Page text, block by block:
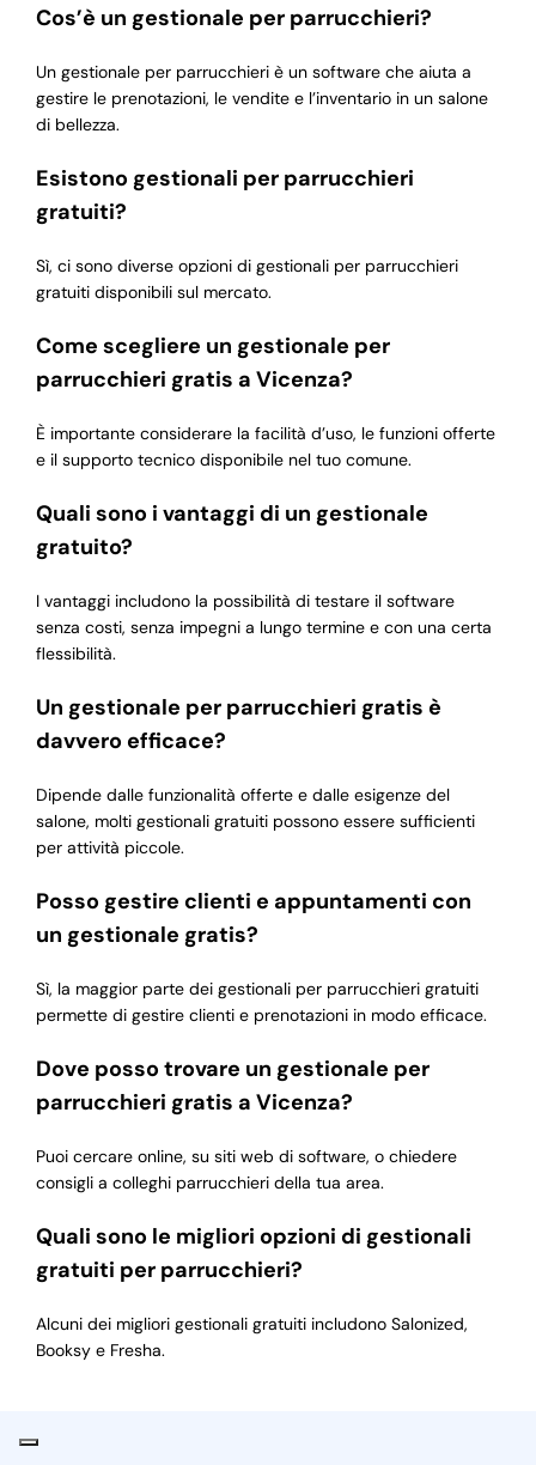
Cos’è un gestionale per parrucchieri?
Un gestionale per parrucchieri è un software che aiuta a
gestire le prenotazioni, le vendite e l’inventario in un salone
di bellezza.
Esistono gestionali per parrucchieri
gratuiti?
Sì, ci sono diverse opzioni di gestionali per parrucchieri
gratuiti disponibili sul mercato.
Come scegliere un gestionale per
parrucchieri gratis a Vicenza?
È importante considerare la facilità d’uso, le funzioni offerte
e il supporto tecnico disponibile nel tuo comune.
Quali sono i vantaggi di un gestionale
gratuito?
I vantaggi includono la possibilità di testare il software
senza costi, senza impegni a lungo termine e con una certa
flessibilità.
Un gestionale per parrucchieri gratis è
davvero efficace?
Dipende dalle funzionalità offerte e dalle esigenze del
salone, molti gestionali gratuiti possono essere sufficienti
per attività piccole.
Posso gestire clienti e appuntamenti con
un gestionale gratis?
Sì, la maggior parte dei gestionali per parrucchieri gratuiti
permette di gestire clienti e prenotazioni in modo efficace.
Dove posso trovare un gestionale per
parrucchieri gratis a Vicenza?
Puoi cercare online, su siti web di software, o chiedere
consigli a colleghi parrucchieri della tua area.
Quali sono le migliori opzioni di gestionali
gratuiti per parrucchieri?
Alcuni dei migliori gestionali gratuiti includono Salonized,
Booksy e Fresha.